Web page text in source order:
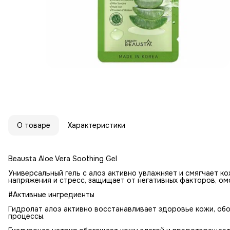
О товаре Характеристики
Beausta Aloe Vera Soothing Gel
Универсальный гель с алоэ активно увлажняет и смягчает
напряжения и стресс, защищает от негативных факторов,
#Активные ингредиенты
Гидролат алоэ активно восстанавливает здоровье кожи,
процессы.